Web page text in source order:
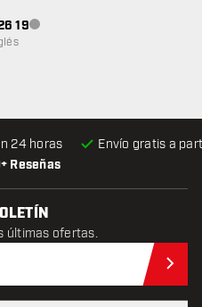
Reseñas
24 horas Envío gratis a
19Atención al cliente no disponible
últimas ofertas.